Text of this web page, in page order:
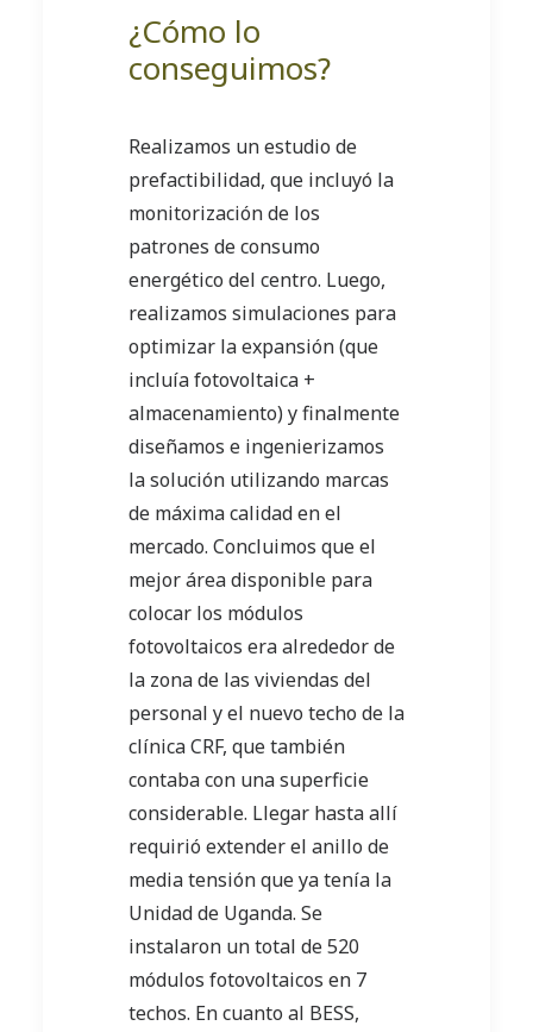
¿Cómo lo
conseguimos?
Realizamos un estudio de
prefactibilidad, que incluyó la
monitorización de los
patrones de consumo
energético del centro. Luego,
realizamos simulaciones para
optimizar la expansión (que
incluía fotovoltaica +
almacenamiento) y finalmente
diseñamos e ingenierizamos
la solución utilizando marcas
de máxima calidad en el
mercado. Concluimos que el
mejor área disponible para
colocar los módulos
fotovoltaicos era alrededor de
la zona de las viviendas del
personal y el nuevo techo de la
clínica CRF, que también
contaba con una superficie
considerable. Llegar hasta allí
requirió extender el anillo de
media tensión que ya tenía la
Unidad de Uganda. Se
instalaron un total de 520
módulos fotovoltaicos en 7
techos. En cuanto al BESS,